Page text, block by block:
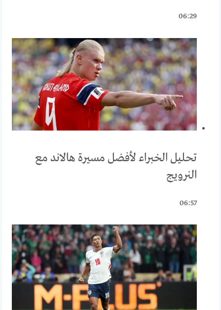
06:29
تحليل الخبراء لأفضل مسيرة هالاند مع
النرويج
06:57